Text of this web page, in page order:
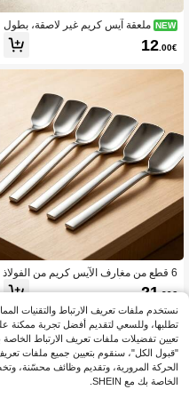
NEW ملعقة آيس كريم غير لاصقة، بطول
12.00€
6 قطع من مغارف الآيس كريم من الفولاذ
المقاوم للصدأ، مصقولة، بطول 14 سم، ل
21.29€
نستخدم ملفات تعريف الارتباط والتقنيات
تطلبها، وللسعي لتقديم أفضل تجربة ممكنة
تعيين تفضيلات ملفات تعريف الارتباط
"قبول الكل"، سنقوم بتعيين جميع ملفات تعريف
الحركة المرورية، وتقديم وظائف محسّنة،
الخاصة بك مع SHEIN.